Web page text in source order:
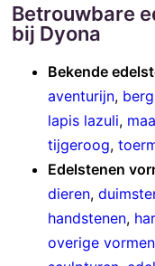
Betrouwbare
bij Dyona
Bekende
aventurijn,
lapis lazuli,
tijgeroog,
Edelstenen
dieren,
handstenen,
overige vormen